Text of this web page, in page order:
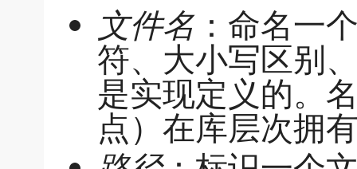
文件名 ：命名一
符、大小写区别
是实现定义的。
点）在库层次拥